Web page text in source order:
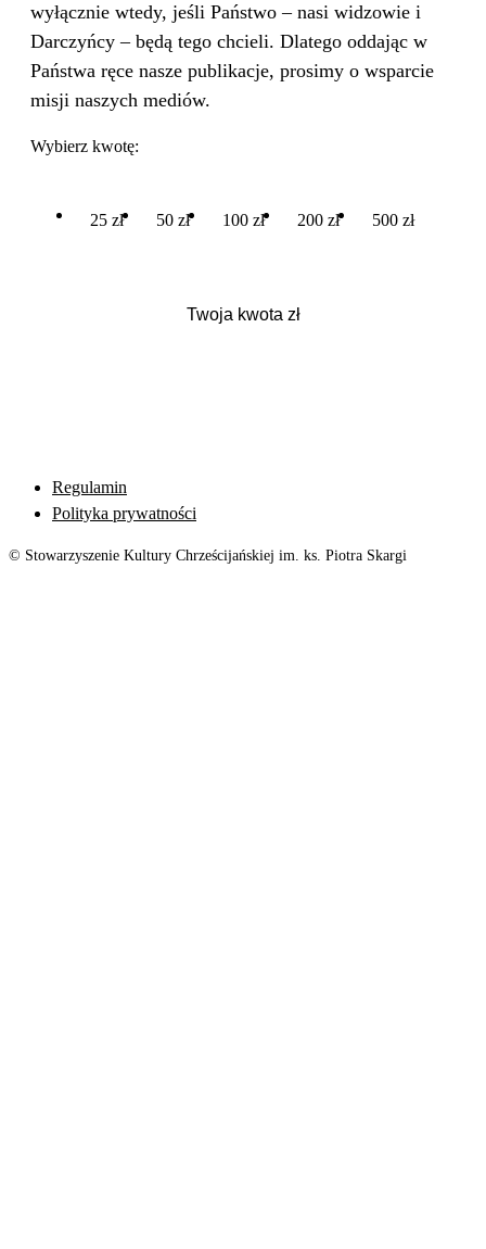
wyłącznie wtedy, jeśli Państwo – nasi widzowie i
Darczyńcy – będą tego chcieli. Dlatego oddając w
Państwa ręce nasze publikacje, prosimy o wsparcie
misji naszych mediów.
Wybierz kwotę:
25 zł 50 zł 100 zł 200 zł 500 zł
Regulamin
Polityka prywatności
© Stowarzyszenie Kultury Chrześcijańskiej im. ks. Piotra Skargi